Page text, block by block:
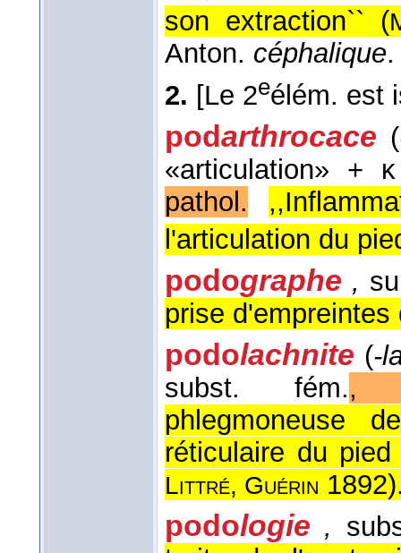
son extraction`` (
Anton. céphalique.
2. [Le 2eélém. est
podarthrocace (
«articulation» +
pathol.
l'articulation du
podographe ,
prise d'empreintes
podolachnite (-
subst. fém.,
phlegmoneuse
réticulaire du
Littré, Guérin 1892
podologie ,